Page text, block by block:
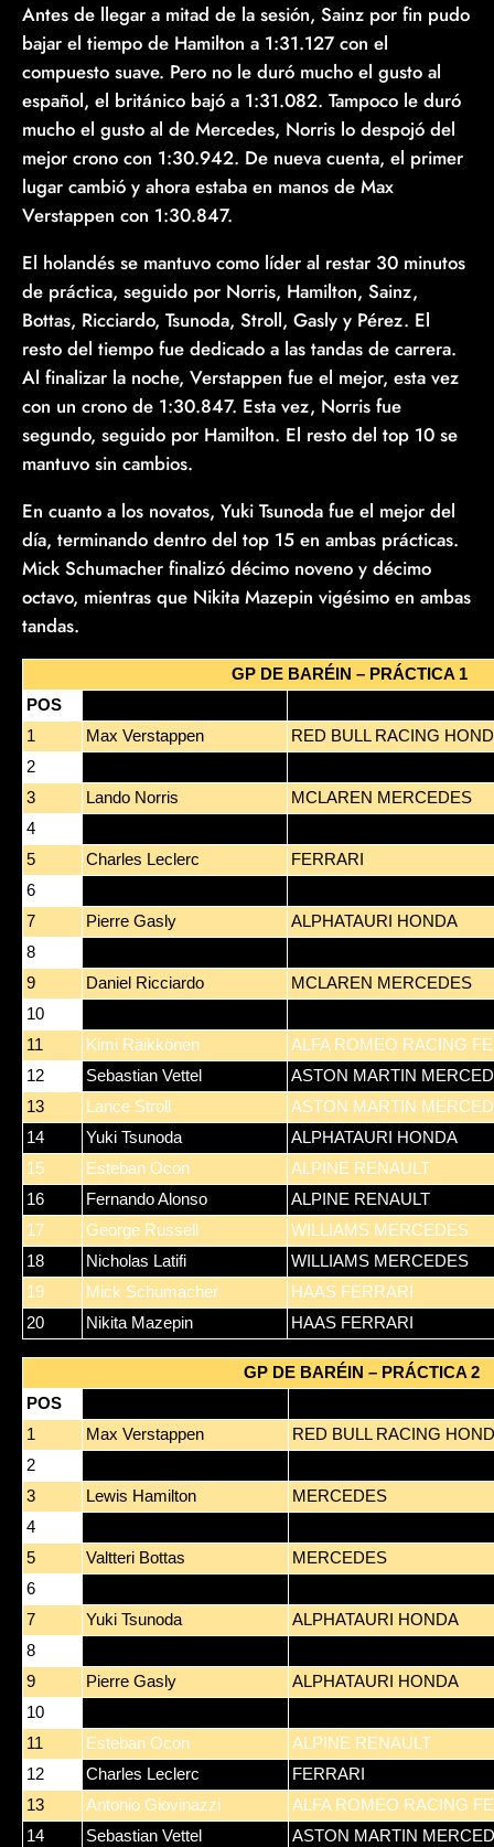
Antes de llegar a mitad de la sesión, Sainz por fin pudo
bajar el tiempo de Hamilton a 1:31.127 con el
compuesto suave. Pero no le duró mucho el gusto al
español, el británico bajó a 1:31.082. Tampoco le duró
mucho el gusto al de Mercedes, Norris lo despojó del
mejor crono con 1:30.942. De nueva cuenta, el primer
lugar cambió y ahora estaba en manos de Max
Verstappen con 1:30.847.
El holandés se mantuvo como líder al restar 30 minutos
de práctica, seguido por Norris, Hamilton, Sainz,
Bottas, Ricciardo, Tsunoda, Stroll, Gasly y Pérez. El
resto del tiempo fue dedicado a las tandas de carrera.
Al finalizar la noche, Verstappen fue el mejor, esta vez
con un crono de 1:30.847. Esta vez, Norris fue
segundo, seguido por Hamilton. El resto del top 10 se
mantuvo sin cambios.
En cuanto a los novatos, Yuki Tsunoda fue el mejor del
día, terminando dentro del top 15 en ambas prácticas.
Mick Schumacher finalizó décimo noveno y décimo
octavo, mientras que Nikita Mazepin vigésimo en ambas
tandas.
GP DE BARÉIN – PRÁCTICA 1
POS
1
Max Verstappen
RED BULL RACING
2
3
Lando Norris
MCLAREN MERCEDES
4
5
Charles Leclerc
FERRARI
6
7
Pierre Gasly
ALPHATAURI HONDA
8
9
Daniel Ricciardo
MCLAREN MERCEDES
10
11
Kimi Räikkönen
ALFA ROMEO RACING
12
Sebastian Vettel
ASTON MARTIN
13
Lance Stroll
ASTON MARTIN
14
Yuki Tsunoda
ALPHATAURI HONDA
15
Esteban Ocon
ALPINE RENAULT
16
Fernando Alonso
ALPINE RENAULT
17
George Russell
WILLIAMS MERCEDES
18
Nicholas Latifi
WILLIAMS MERCEDES
19
Mick Schumacher
HAAS FERRARI
20
Nikita Mazepin HAAS FERRARI
GP DE BARÉIN – PRÁCTICA 2
POS
1
Max Verstappen
RED BULL RACING
2
3
Lewis Hamilton
MERCEDES
4
5
Valtteri Bottas
MERCEDES
6
7
Yuki Tsunoda
ALPHATAURI HONDA
8
9
Pierre Gasly
ALPHATAURI HONDA
10
11
Esteban Ocon
ALPINE RENAULT
12
Charles Leclerc
FERRARI
13
Antonio Giovinazzi
ALFA ROMEO RACING
14
Sebastian Vettel ASTON MARTIN